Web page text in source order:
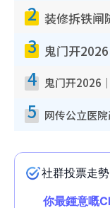
2
3
4
5